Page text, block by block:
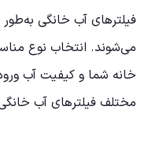
فیلترهای آب خانگی
می‌شوند. انتخاب نوع
خانه شما و کیفیت آب
مختلف فیلترهای آب